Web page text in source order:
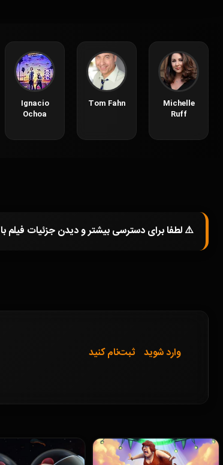
Ignacio
Ochoa
Tom Fahn
Michelle
Ruff
⚠️ لطفا برای دسترسی بیشتر و دیدن جزئیات فیلم با IP ایران وارد شوید و یا در صورتی که از فیلترشکن استفاده میکنید خاموش کرده و صفحه را مجددا باز کنید.
وارد شوید ثبت‌نام کنید